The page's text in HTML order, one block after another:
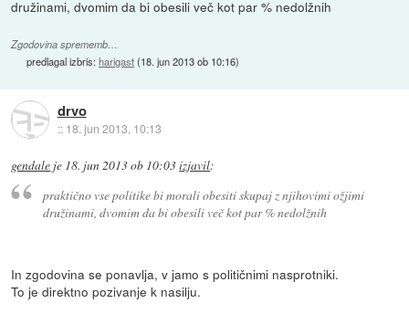
družinami, dvomim da bi obesili več kot par % nedolžnih
Zgodovina sprememb…
predlagal izbris:harigast(18. jun 2013 ob 10:16)
drvo
:: 18. jun 2013, 10:13
gendale je 18. jun 2013 ob 10:03izjavil:
praktično vse politike bi morali obesiti skupaj z njihovimi ožjimi
družinami, dvomim da bi obesili več kot par % nedolžnih
In zgodovina se ponavlja, v jamo s političnimi nasprotniki.
To je direktno pozivanje k nasilju.